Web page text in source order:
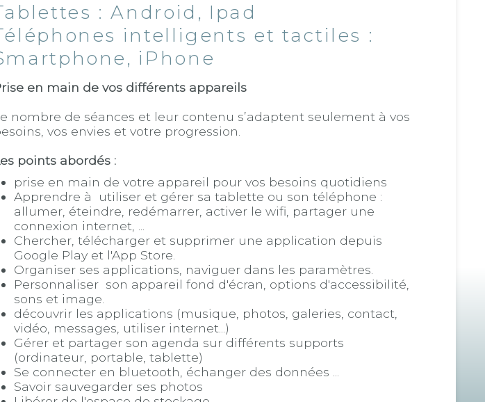
: Android, Ipad
intelligents et tactiles :
iPhone
en main de vos différents appareils
nombre de séances et leur contenu s’adaptent seulement à vos
vos envies et votre progression.
points abordés :
prise en main de votre appareil pour vos besoins quotidiens
Apprendre à utiliser et gérer sa tablette ou son téléphone :
allumer, éteindre, redémarrer, activer le wifi, partager une
connexion internet, ...
Chercher, télécharger et supprimer une application depuis
Google Play et l'App Store.
Organiser ses applications, naviguer dans les paramètres.
Personnaliser son appareil fond d'écran, options d'accessibilité,
sons et image.
découvrir les applications (musique, photos, galeries, contact,
vidéo, messages, utiliser internet...)
Gérer et partager son agenda sur différents supports
(ordinateur, portable, tablette)
Se connecter en bluetooth, échanger des données ...
Savoir sauvegarder ses photos